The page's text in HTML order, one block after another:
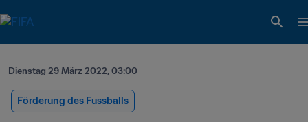
Dienstag 29 März 2022, 03:00
Förderung des Fussballs